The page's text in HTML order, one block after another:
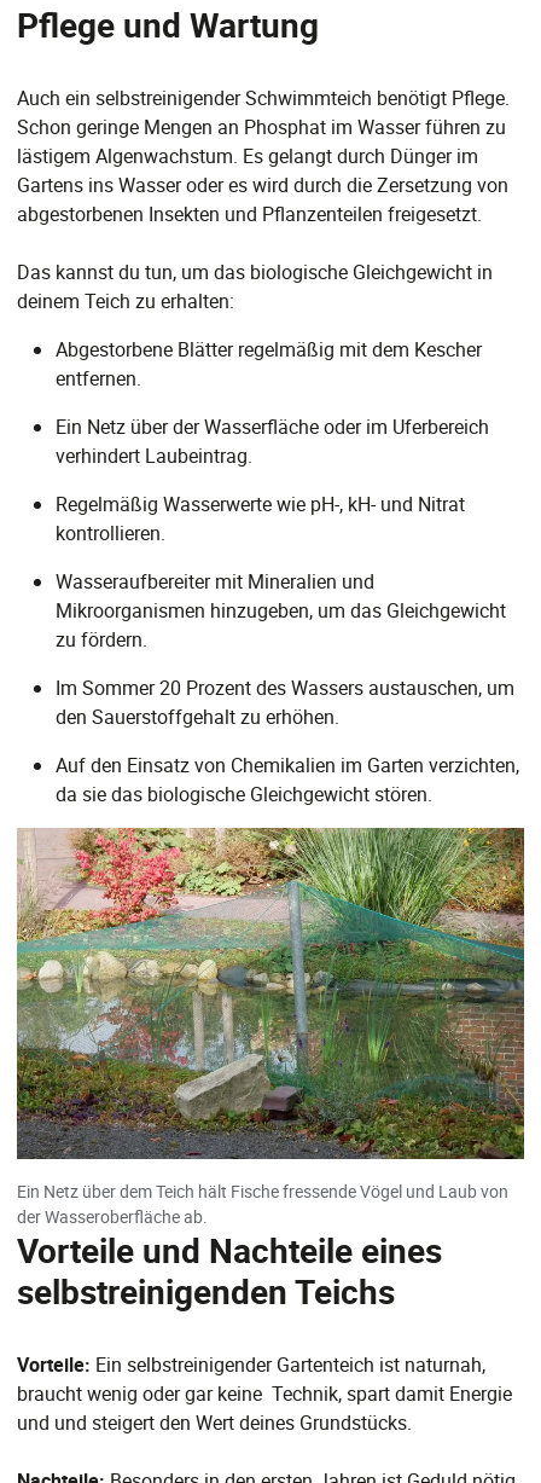
Pflege und Wartung
Auch ein selbstreinigender Schwimmteich benötigt Pflege.
Schon geringe Mengen an Phosphat im Wasser führen zu
lästigem Algenwachstum. Es gelangt durch Dünger im
Gartens ins Wasser oder es wird durch die Zersetzung von
abgestorbenen Insekten und Pflanzenteilen freigesetzt.
Das kannst du tun, um das biologische Gleichgewicht in
deinem Teich zu erhalten:
Abgestorbene Blätter regelmäßig mit dem Kescher
entfernen.
Ein Netz über der Wasserfläche oder im Uferbereich
verhindert Laubeintrag.
Regelmäßig Wasserwerte wie pH-, kH- und Nitrat
kontrollieren.
Wasseraufbereiter mit Mineralien und
Mikroorganismen hinzugeben, um das Gleichgewicht
zu fördern.
Im Sommer 20 Prozent des Wassers austauschen, um
den Sauerstoffgehalt zu erhöhen.
Auf den Einsatz von Chemikalien im Garten verzichten,
da sie das biologische Gleichgewicht stören.
Ein Netz über dem Teich hält Fische fressende Vögel und Laub von
der Wasseroberfläche ab.
Vorteile und Nachteile eines
selbstreinigenden Teichs
Vorteile: Ein selbstreinigender Gartenteich ist naturnah,
braucht wenig oder gar keine Technik, spart damit Energie
und und steigert den Wert deines Grundstücks.